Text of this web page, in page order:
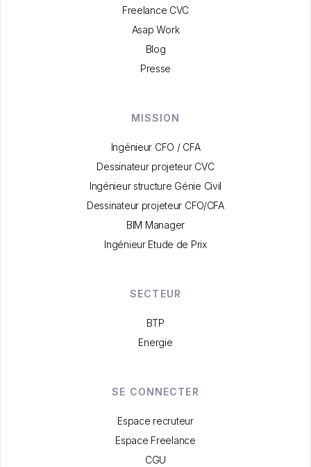
Freelance CVC
Asap Work
Blog
Presse
MISSION
Ingénieur CFO / CFA
Dessinateur projeteur CVC
Ingénieur structure Génie Civil
Dessinateur projeteur CFO/CFA
BIM Manager
Ingénieur Etude de Prix
SECTEUR
BTP
Energie
SE CONNECTER
Espace recruteur
Espace Freelance
CGU